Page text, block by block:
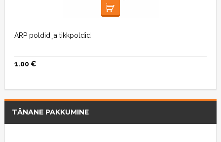
ARP poldid ja tikkpoldid
1.00 €
TÄNANE PAKKUMINE